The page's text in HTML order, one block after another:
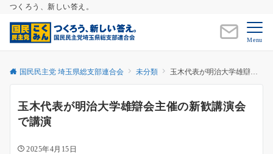
つくろう、新しい答え。
Menu
国民民主党 埼玉県総支部連合会 未分類 玉木代表が明治大学雄辯会主催の新歓講演会で講演
玉木代表が明治大学雄辯会主催の新歓講演会
で講演
2025年4月15日